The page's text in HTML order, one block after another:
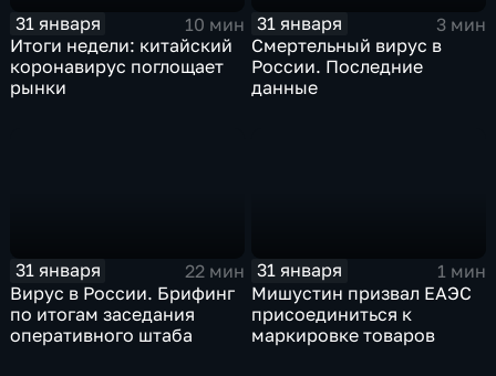
31 января
10 мин
Итоги недели: китайский
коронавирус поглощает
рынки
31 января
3 мин
Смертельный вирус в
России. Последние
данные
31 января
22 мин
Вирус в России. Брифинг
по итогам заседания
оперативного штаба
31 января
1 мин
Мишустин призвал ЕАЭС
присоединиться к
маркировке товаров